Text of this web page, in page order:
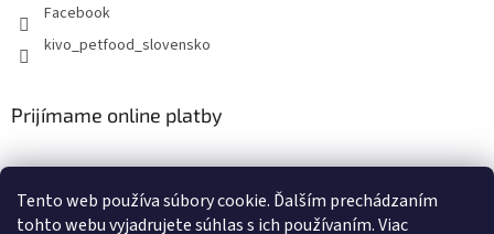
Tento web používa súbory cookie. Ďalším prechádzaním
tohto webu vyjadrujete súhlas s ich používaním. Viac
Facebook
kivo_petfood_slovensko
Prijímame online platby